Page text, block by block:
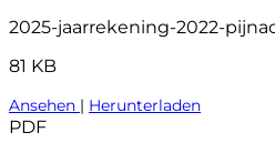
2025-jaarrekening-2022-
81 KB
Ansehen | Herunterladen
PDF